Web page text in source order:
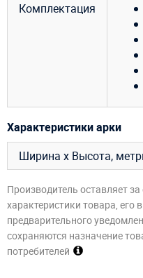
Комплектация
Характеристики арки
Ширина х Высота,
Производитель оставляет
характеристики товара, его
предварительного
сохраняются назначение
потребителей